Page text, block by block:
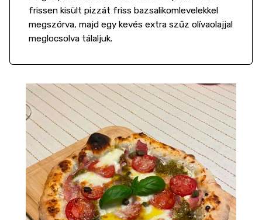
frissen kisült pizzát friss bazsalikomlevelekkel
megszórva, majd egy kevés extra szűz olívaolajjal
meglocsolva tálaljuk.